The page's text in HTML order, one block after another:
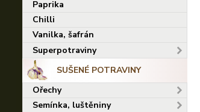
Paprika
Chilli
Vanilka, šafrán
Superpotraviny
SUŠENÉ POTRAVINY
Ořechy
Semínka, luštěniny